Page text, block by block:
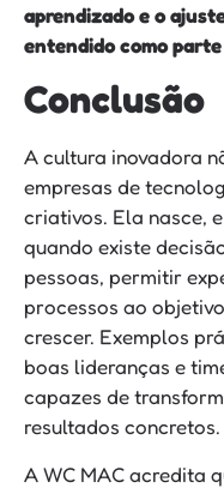
aprendizado e o
entendido como
Conclusão
A cultura inovadora
empresas de
criativos. Ela nasce,
quando existe
pessoas, permitir
processos ao
crescer. Exemplos
boas lideranças e
capazes de
resultados concretos.
A WC MAC acredita